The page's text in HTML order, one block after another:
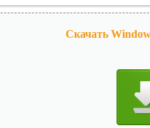
Скачать